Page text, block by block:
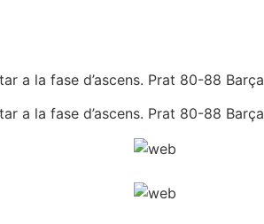
a la fase d’ascens. Prat 80-88 Barça
a la fase d’ascens. Prat 80-88 Barça